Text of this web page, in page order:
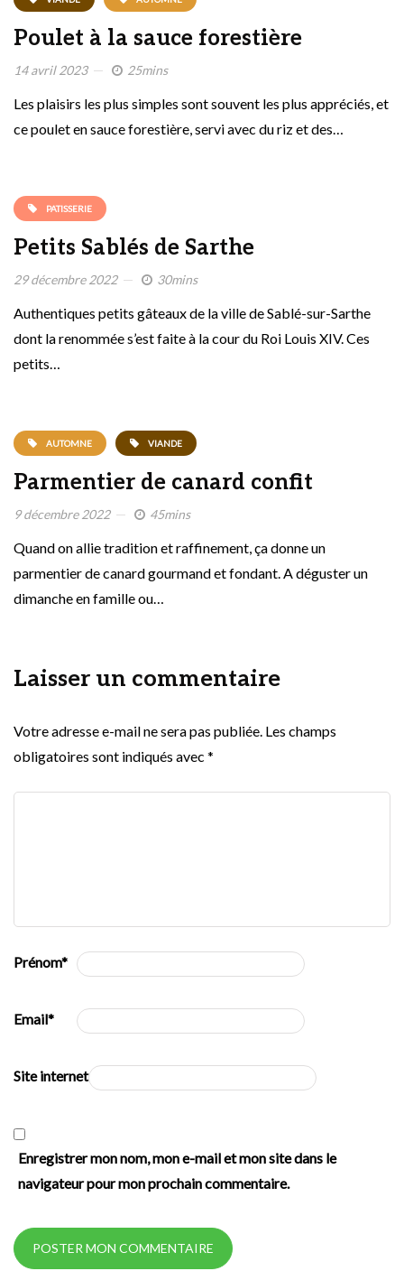
Poulet à la sauce forestière
14 avril 2023 25mins
Les plaisirs les plus simples sont souvent les plus appréciés, et
ce poulet en sauce forestière, servi avec du riz et des…
PATISSERIE
Petits Sablés de Sarthe
29 décembre 2022 30mins
Authentiques petits gâteaux de la ville de Sablé-sur-Sarthe
dont la renommée s’est faite à la cour du Roi Louis XIV. Ces
petits…
AUTOMNE VIANDE
Parmentier de canard confit
9 décembre 2022 45mins
Quand on allie tradition et raffinement, ça donne un
parmentier de canard gourmand et fondant. A déguster un
dimanche en famille ou…
Laisser un commentaire
Votre adresse e-mail ne sera pas publiée. Les champs
obligatoires sont indiqués avec *
Prénom*
Email*
Site internet
Enregistrer mon nom, mon e-mail et mon site dans le
navigateur pour mon prochain commentaire.